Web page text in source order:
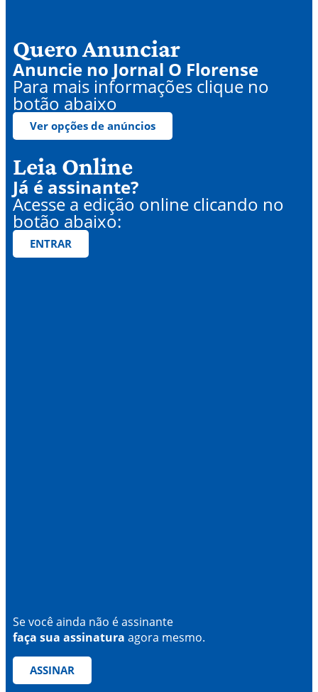
Quero Anunciar
Anuncie no Jornal O Florense
Para mais informações clique no
botão abaixo
Ver opções de anúncios
Leia Online
Já é assinante?
Acesse a edição online clicando no
botão abaixo:
ENTRAR
Se você ainda não é assinante
faça sua assinatura agora mesmo.
ASSINAR